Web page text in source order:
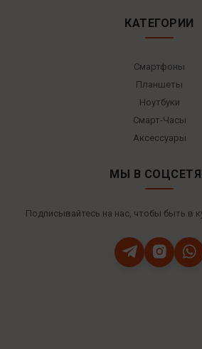
КАТЕГОРИИ
Смартфоны
Планшеты
Ноутбуки
Смарт-Часы
Аксессуары
МЫ В
Подписывайтесь на нас, чтобы быть в